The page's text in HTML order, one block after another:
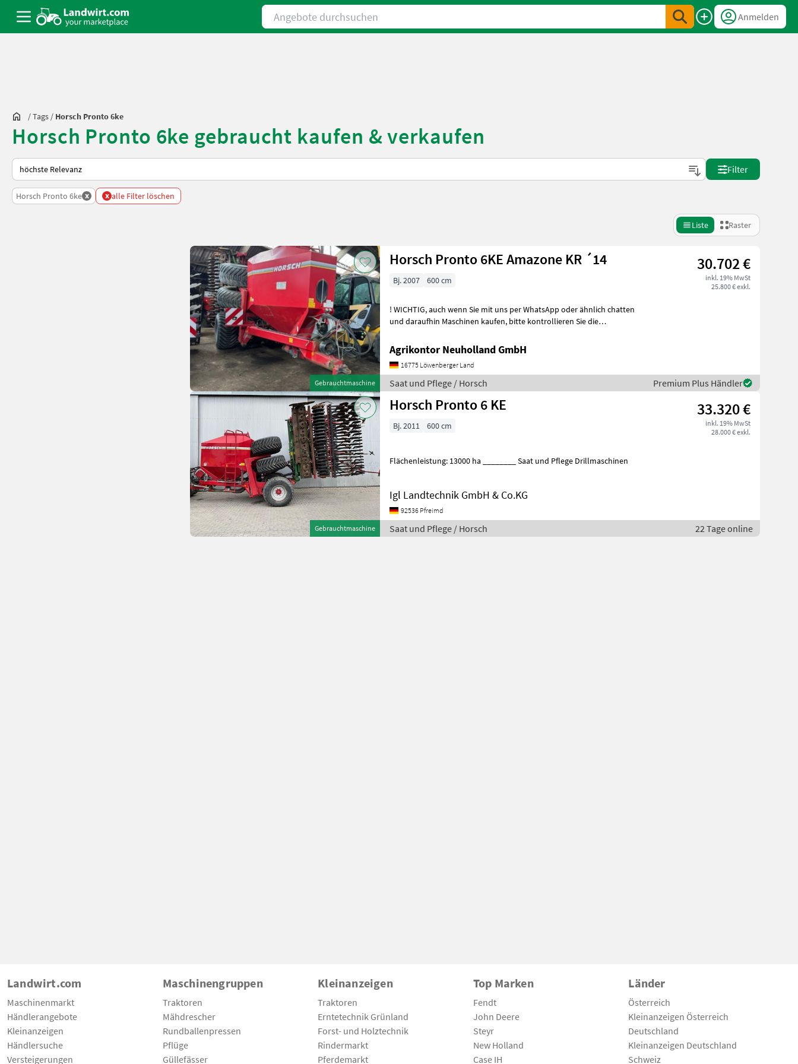
Angebote durchsuchen
Anmelden
/Tags / Horsch Pronto 6ke
Horsch Pronto 6ke gebraucht kaufen & verkaufen
So wird auf Landwirt.com sortiert
Filter
Horsch Pronto 6ke x x alle Filter löschen
Liste Raster
Gebrauchtmaschine
Horsch Pronto 6KE Amazone KR ´14 30.702 €
inkl. 19% MwSt
25.800 € exkl.
Bj. 2007 600 cm
! WICHTIG, auch wenn Sie mit uns per WhatsApp oder ähnlich chatten
und daraufhin Maschinen kaufen, bitte kontrollieren Sie die
Agrikontor Neuholland GmbH
16775 Löwenberger Land
Saat und Pflege / Horsch Premium Plus Händler
Gebrauchtmaschine
Horsch Pronto 6 KE 33.320 €
inkl. 19% MwSt
28.000 € exkl.
Bj. 2011 600 cm
Flächenleistung: 13000 ha ________ Saat und Pflege Drillmaschinen
Igl Landtechnik GmbH & Co.KG
92536 Pfreimd
Saat und Pflege / Horsch 22 Tage online
Landwirt.com
Maschinenmarkt
Händlerangebote
Kleinanzeigen
Händlersuche
Versteigerungen
Maschinengruppen
Traktoren
Mähdrescher
Rundballenpressen
Pflüge
Güllefässer
Kleinanzeigen
Traktoren
Erntetechnik Grünland
Forst- und Holztechnik
Rindermarkt
Pferdemarkt
Top Marken
Fendt
John Deere
Steyr
New Holland
Case IH
Länder
Österreich
Kleinanzeigen Österreich
Deutschland
Kleinanzeigen Deutschland
Schweiz